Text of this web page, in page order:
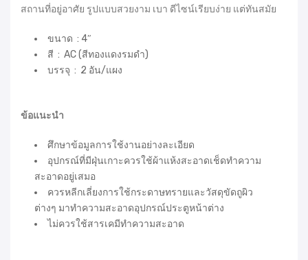
สถานที่อยู่อาศัย รูปแบบสวยงาม เบา ดีไซน์เรียบง่าย แต่ทันสมัย
ขนาด : 4″
สี : AC (สีทองแดงรมดำ)
บรรจุ : 2 อัน/แผง
ข้อแนะนำ
ศึกษาข้อมูลการใช้งานอย่างละเอียด
อุปกรณ์ที่มีฝุ่นเกาะควรใช้ผ้าแห้งสะอาดเช็ดทำความ
สะอาดอยู่เสมอ
ควรหลีกเลี่ยงการใช้กระดาษทรายและวัสดุขัดถูผิว
ต่างๆ มาทำความสะอาดอุปกรณ์ประตูหน้าต่าง
ไม่ควรใช้สารเคมีทำความสะอาด